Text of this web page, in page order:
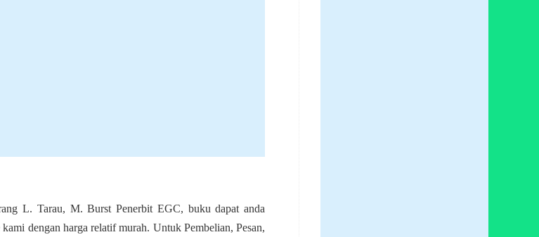
L. Tarau, M. Burst Penerbit EGC, buku dapat anda
dengan harga relatif murah. Untuk Pembelian, Pesan,